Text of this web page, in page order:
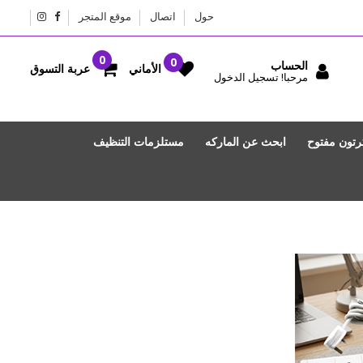
حول اتصال موقع المتجر
مفتوح ابحث عن الماركه مستلزمات التنظيف
الحساب
مرحبا! تسجيل الدخول
الأماني عربة التسوق